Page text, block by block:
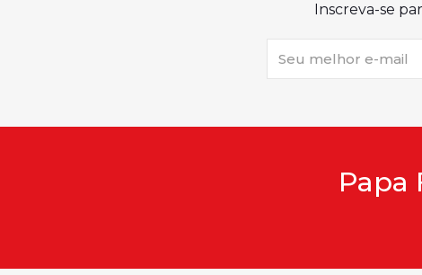
Inscreva-se
Papa